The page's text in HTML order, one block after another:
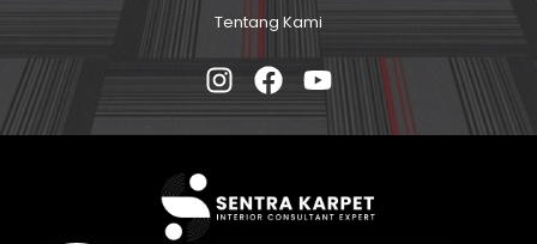
Tentang Kami